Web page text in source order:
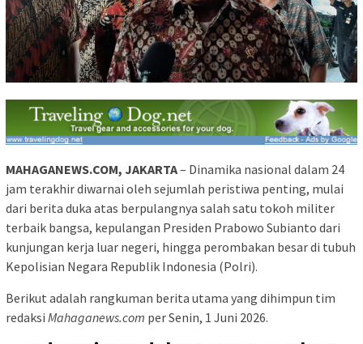
MAHAGANEWS.COM, JAKARTA– Dinamika nasional dalam 24
jam terakhir diwarnai oleh sejumlah peristiwa penting, mulai
dari berita duka atas berpulangnya salah satu tokoh militer
terbaik bangsa, kepulangan Presiden Prabowo Subianto dari
kunjungan kerja luar negeri, hingga perombakan besar di tubuh
Kepolisian Negara Republik Indonesia (Polri).
Berikut adalah rangkuman berita utama yang dihimpun tim
redaksi Mahaganews.com per Senin, 1 Juni 2026.